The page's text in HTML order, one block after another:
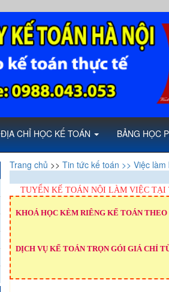
ĐỊA CHỈ HỌC KẾ TOÁN BẢNG HỌC
Trang chủ >> Tin tức kế toán >> Việc làm
TUYỂN KẾ TOÁN NỘI LÀM VIỆC TẠI
KHOÁ HỌC KÈM RIÊNG KẾ TOÁN THEO
DỊCH VỤ KẾ TOÁN TRỌN GÓI GIÁ CHỈ